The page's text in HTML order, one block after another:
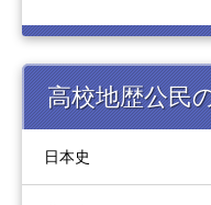
高校地歴公民
日本史